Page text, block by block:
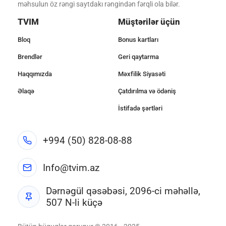
məhsulun öz rəngi saytdakı rəngindən fərqli ola bilər.
TVIM
Bloq
Brendlər
Haqqımızda
Əlaqə
Müştərilər üçün
Bonus kartları
Geri qaytarma
Məxfilik Siyasəti
Çatdırılma və ödəniş
İstifadə şərtləri
+994 (50) 828-08-88
Info@tvim.az
Dərnəgül qəsəbəsi, 2096-ci məhəllə,
507 N-li küçə